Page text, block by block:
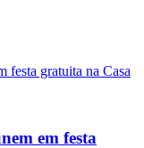
em festa